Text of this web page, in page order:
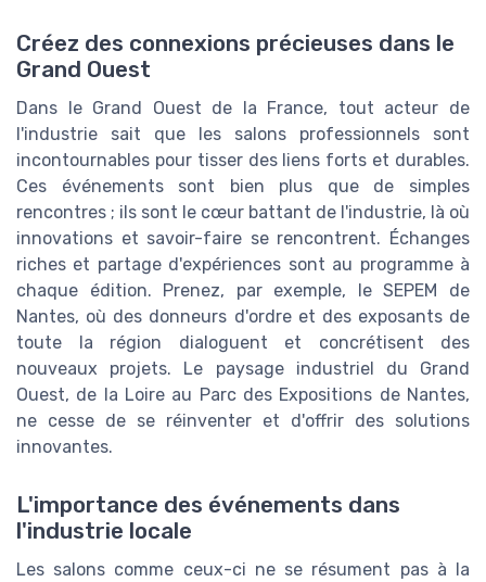
Créez des connexions précieuses dans le
Grand Ouest
Dans le Grand Ouest de la France, tout acteur de
l'industrie sait que les salons professionnels sont
incontournables pour tisser des liens forts et durables.
Ces événements sont bien plus que de simples
rencontres ; ils sont le cœur battant de l'industrie, là où
innovations et savoir-faire se rencontrent. Échanges
riches et partage d'expériences sont au programme à
chaque édition. Prenez, par exemple, le SEPEM de
Nantes, où des donneurs d'ordre et des exposants de
toute la région dialoguent et concrétisent des
nouveaux projets. Le paysage industriel du Grand
Ouest, de la Loire au Parc des Expositions de Nantes,
ne cesse de se réinventer et d'offrir des solutions
innovantes.
L'importance des événements dans
l'industrie locale
Les salons comme ceux-ci ne se résument pas à la